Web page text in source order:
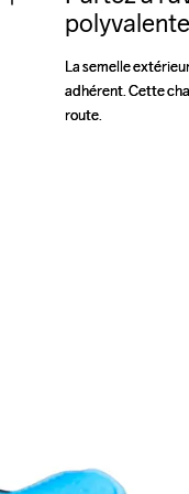
La semelle
adhérent. Cette
route.
La semelle
adhérent. Cette
route.